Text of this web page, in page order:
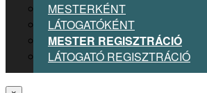
MESTERKÉNT
LÁTOGATÓKÉNT
MESTER REGISZTRÁCIÓ
LÁTOGATÓ REGISZTRÁCIÓ